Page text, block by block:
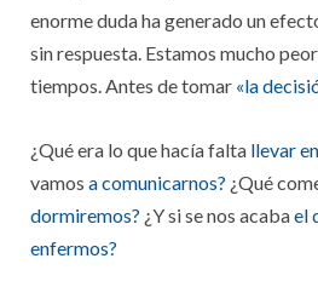
enorme duda ha generado un
sin respuesta. Estamos mucho
tiempos. Antes de tomar «la
¿Qué era lo que hacía falta llevar
vamos a comunicarnos? ¿Qué
dormiremos? ¿Y si se nos acabael
enfermos?